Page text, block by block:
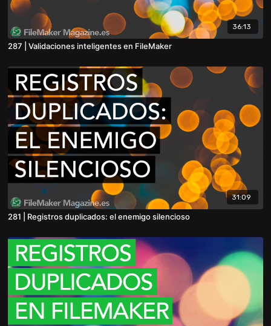
36:13
287 | Validaciones inteligentes en FileMaker
31:09
281 | Registros duplicados: el enemigo silencioso